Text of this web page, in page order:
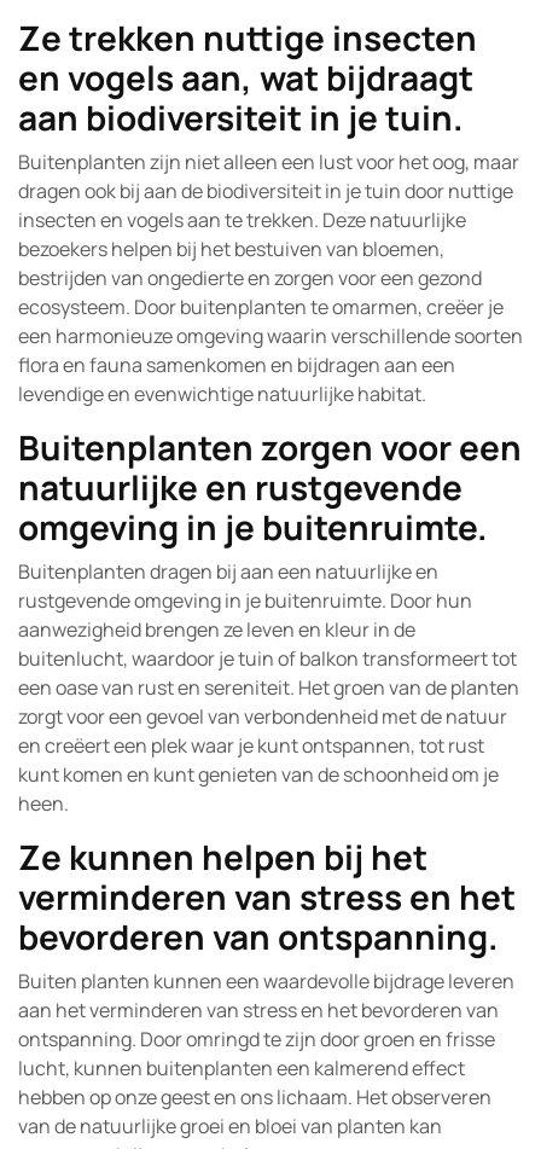
Ze trekken nuttige insecten
en vogels aan, wat bijdraagt
aan biodiversiteit in je tuin.
Buitenplanten zijn niet alleen een lust voor het oog, maar
dragen ook bij aan de biodiversiteit in je tuin door nuttige
insecten en vogels aan te trekken. Deze natuurlijke
bezoekers helpen bij het bestuiven van bloemen,
bestrijden van ongedierte en zorgen voor een gezond
ecosysteem. Door buitenplanten te omarmen, creëer je
een harmonieuze omgeving waarin verschillende soorten
flora en fauna samenkomen en bijdragen aan een
levendige en evenwichtige natuurlijke habitat.
Buitenplanten zorgen voor een
natuurlijke en rustgevende
omgeving in je buitenruimte.
Buitenplanten dragen bij aan een natuurlijke en
rustgevende omgeving in je buitenruimte. Door hun
aanwezigheid brengen ze leven en kleur in de
buitenlucht, waardoor je tuin of balkon transformeert tot
een oase van rust en sereniteit. Het groen van de planten
zorgt voor een gevoel van verbondenheid met de natuur
en creëert een plek waar je kunt ontspannen, tot rust
kunt komen en kunt genieten van de schoonheid om je
heen.
Ze kunnen helpen bij het
verminderen van stress en het
bevorderen van ontspanning.
Buiten planten kunnen een waardevolle bijdrage leveren
aan het verminderen van stress en het bevorderen van
ontspanning. Door omringd te zijn door groen en frisse
lucht, kunnen buitenplanten een kalmerend effect
hebben op onze geest en ons lichaam. Het observeren
van de natuurlijke groei en bloei van planten kan